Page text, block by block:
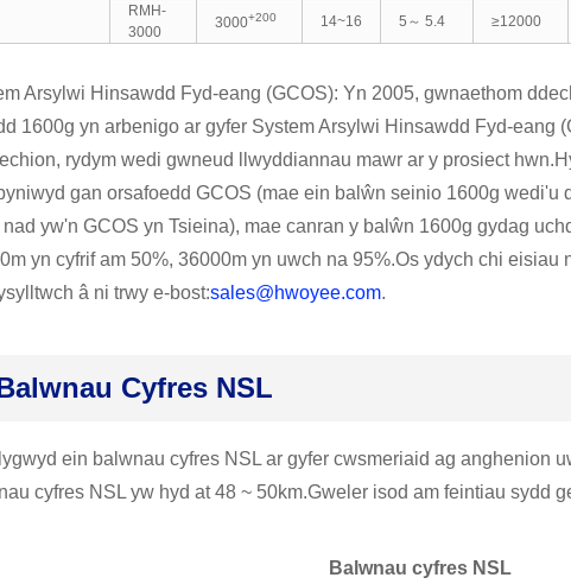
RMH-
3000
3000+200 14~16 5～ 5.4 ≥12000
Arsylwi Hinsawdd Fyd-eang (GCOS): Yn 2005, gwnaethom
1600g yn arbenigo ar gyfer System Arsylwi Hinsawdd Fyd-eang
rydym wedi gwneud llwyddiannau mawr ar y prosiect
gan orsafoedd GCOS (mae ein balŵn seinio 1600g wedi'u
nad yw'n GCOS yn Tsieina), mae canran y balŵn 1600g gydag
yn cyfrif am 50%, 36000m yn uwch na 95%.Os ydych chi
â ni trwy e-bost:sales@hwoyee.com.
Cyfres NSL
ein balwnau cyfres NSL ar gyfer cwsmeriaid ag anghenion
cyfres NSL yw hyd at 48 ~ 50km.Gweler isod am feintiau sydd
Balwnau cyfres NSL